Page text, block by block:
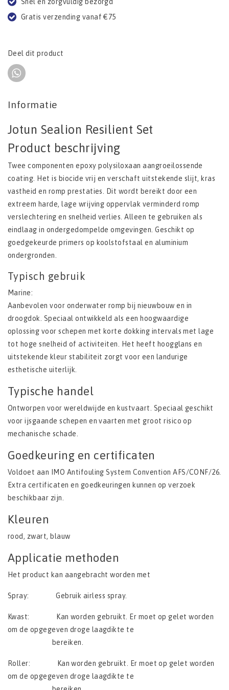
Gratis verzending vanaf €75
Deel dit product
Informatie
Jotun Sealion Resilient Set
Product beschrijving
Twee componenten epoxy polysiloxaan aangroeilossende
coating. Het is biocide vrij en verschaft uitstekende slijt, kras
vastheid en romp prestaties. Dit wordt bereikt door een
extreem harde, lage wrijving oppervlak verminderd romp
verslechtering en snelheid verlies. Alleen te gebruiken als
eindlaag in ondergedompelde omgevingen. Geschikt op
goedgekeurde primers op koolstofstaal en aluminium
ondergronden.
Typisch gebruik
Marine:
Aanbevolen voor onderwater romp bij nieuwbouw en in
droogdok. Speciaal ontwikkeld als een hoogwaardige
oplossing voor schepen met korte dokking intervals met lage
tot hoge snelheid of activiteiten. Het heeft hoogglans en
uitstekende kleur stabiliteit zorgt voor een landurige
esthetische uiterlijk.
Typische handel
Ontworpen voor wereldwijde en kustvaart. Speciaal geschikt
voor ijsgaande schepen en vaarten met groot risico op
mechanische schade.
Goedkeuring en certificaten
Voldoet aan IMO Antifouling System Convention AFS/CONF/26.
Extra certificaten en goedkeuringen kunnen op verzoek
beschikbaar zijn.
Kleuren
rood, zwart, blauw
Applicatie methoden
Het product kan aangebracht worden met
Spray: Gebruik airless spray.
Kwast: Kan worden gebruikt. Er moet op gelet worden
om de opgegeven droge laagdikte te
bereiken.
Roller: Kan worden gebruikt. Er moet op gelet worden
om de opgegeven droge laagdikte te